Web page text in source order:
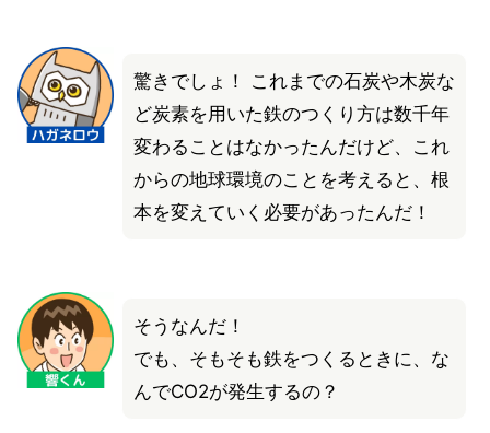
驚きでしょ！ これまでの石炭や木炭な
ど炭素を用いた鉄のつくり方は数千年
変わることはなかったんだけど、これ
からの地球環境のことを考えると、根
本を変えていく必要があったんだ！
そうなんだ！
でも、そもそも鉄をつくるときに、な
んでCO2が発生するの？